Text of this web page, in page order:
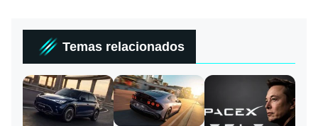
Temas relacionados